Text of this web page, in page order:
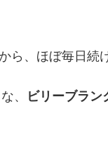
ら、ほぼ毎日続
、 ビリーブラン